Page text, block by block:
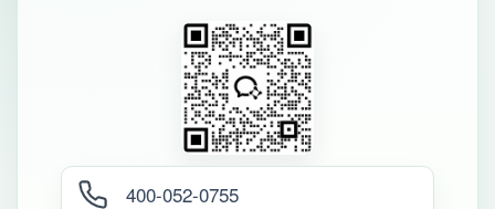
400-052-0755